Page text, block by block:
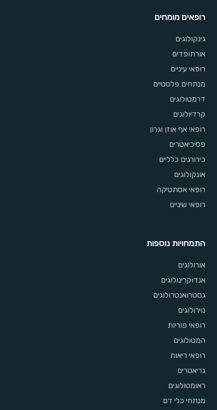
רופאים מומחים
גינקולוגים
אורתופדים
רופאי עיניים
מנתחים פלסטיים
דרמטולוגים
קרדיולוגים
רופאי אף אוזן וגרון
פסיכיאטרים
כירורגים כלליים
אונקולוגים
רופאי אסתטיקה
רופאי שיניים
התמחויות נוספות
אורולוגים
אנדוקרינולוגים
גסטרואנטרולוגים
נוירולוגים
רופאי פוריות
המטולוגים
רופאי ריאות
גריאטרים
ראומטולוגים
מנתחי כלי דם